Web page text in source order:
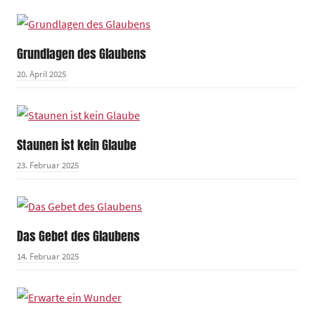
Grundlagen des Glaubens
20. April 2025
Staunen ist kein Glaube
23. Februar 2025
Das Gebet des Glaubens
14. Februar 2025